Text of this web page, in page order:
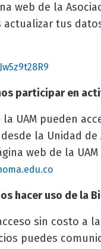
web de la
actualizar tus
participar en
UAM pueden
la Unidad
web de la
hacer uso de la
sin costo a
puedes